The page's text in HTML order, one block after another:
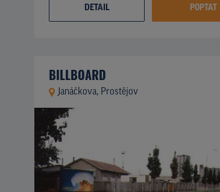
DETAIL POPTAT
BILLBOARD
Janáčkova, Prostějov